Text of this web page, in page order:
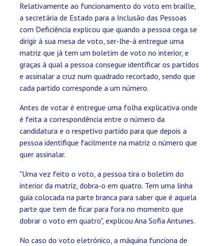
Relativamente ao funcionamento do voto em braille,
a secretária de Estado para a Inclusão das Pessoas
com Deficiência explicou que quando a pessoa cega se
dirigir à sua mesa de voto, ser-lhe-á entregue uma
matriz que já tem um boletim de voto no interior, e
graças à qual a pessoa consegue identificar os partidos
e assinalar a cruz num quadrado recortado, sendo que
cada partido corresponde a um número.
Antes de votar é entregue uma folha explicativa onde
é feita a correspondência entre o número da
candidatura e o respetivo partido para que depois a
pessoa identifique facilmente na matriz o número que
quer assinalar.
"Uma vez feito o voto, a pessoa tira o boletim do
interior da matriz, dobra-o em quatro. Tem uma linha
guia colocada na parte branca para saber que é aquela
parte que tem de ficar para fora no momento que
dobrar o voto em quatro", explicou Ana Sofia Antunes.
No caso do voto eletrónico, a máquina funciona de